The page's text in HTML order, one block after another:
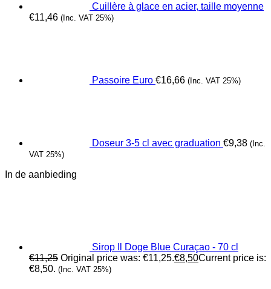
Cuillère à glace en acier, taille moyenne
€11,46 (Inc. VAT 25%)
Passoire Euro €16,66 (Inc. VAT 25%)
Doseur 3-5 cl avec graduation €9,38 (Inc.
VAT 25%)
In de aanbieding
Sirop Il Doge Blue Curaçao - 70 cl
€11,25 Original price was: €11,25.€8,50Current price is:
€8,50. (Inc. VAT 25%)